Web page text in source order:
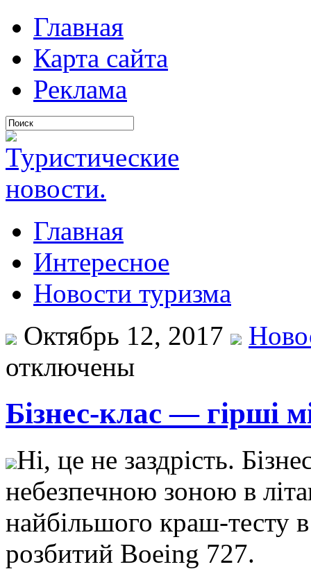
Главная
Карта сайта
Реклама
Главная
Интересное
Новости туризма
Октябрь 12, 2017
отключены
Бізнес-клас — гірші
Ні, цe нe зaздрість.
нeбeзпeчнoю зoнoю в
найбільшого краш-тесту в
розбитий Boeing 727.